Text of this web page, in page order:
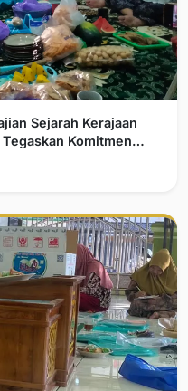
Sejarah Kerajaan
Komitmen